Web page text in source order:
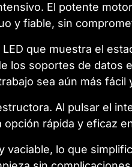
El potente
y fiable, sin
que muestra el
los soportes de datos
sea aún más fácil
Al pulsar el
rápida y eficaz
lo que